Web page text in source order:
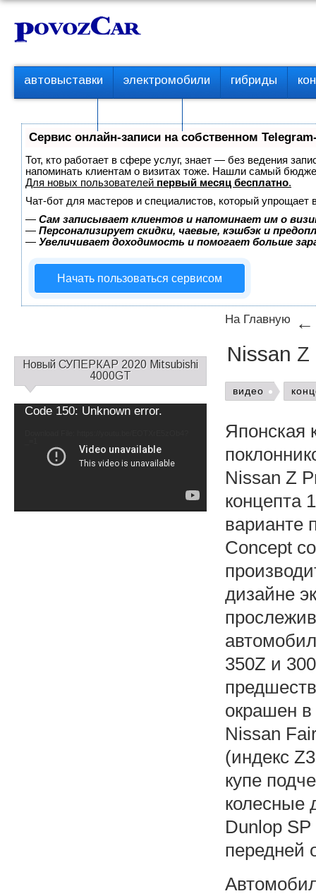
Перейти
контенту
р
о
е
м
е
ю
автовыставки электромобили гибриды
Сервис онлайн-записи на собственном
Тот, кто работает в сфере услуг, знает — без ведения
напоминать клиентам о визитах тоже. Нашли самый
Для новых пользователей первый месяц бесплатно.
Чат-бот для мастеров и специалистов, который упрощает
— Сам записывает клиентов и напоминает им о
— Персонализирует скидки, чаевые, кэшбэк и
— Увеличивает доходимость и помогает больше
Начать пользоваться сервисом
На Главную
Nissan Z
видео
Японская
Nissan Z
концепта
варианте
Concept
дизайне
350Z и
окрашен
Nissan
(индекс
купе
колесные
Dunlop
передней
С
д
Новый СУПЕРКАР 2020 Mitsubishi
4000GT
Video
Code 150: Unknown error.